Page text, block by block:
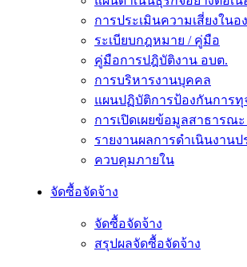
การประเมินความเสี่ยงในอ
ระเบียบกฎหมาย / คู่มือ
คู่มือการปฎิบัติงาน อบต.
การบริหารงานบุคคล
แผนปฏิบัติการป้องกันการทุ
การเปิดเผยข้อมูลสาธารณะ
รายงานผลการดำเนินงานป
ควบคุมภายใน
จัดซื้อจัดจ้าง
จัดซื้อจัดจ้าง
สรุปผลจัดซื้อจัดจ้าง